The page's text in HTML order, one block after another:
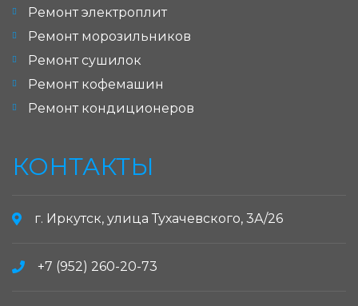
Ремонт электроплит
Ремонт морозильников
Ремонт сушилок
Ремонт кофемашин
Ремонт кондиционеров
КОНТАКТЫ
г. Иркутск, улица Тухачевского, 3А/26
+7 (952) 260-20-73